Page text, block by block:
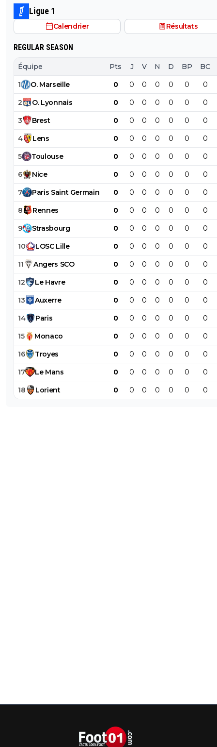
Ligue 1
Calendrier Résultats
REGULAR SEASON
Équipe Pts J V N D BP BC
1 O. Marseille 0 0 0 0 0 0 0
2 O. Lyonnais 0 0 0 0 0 0 0
3 Brest 0 0 0 0 0 0 0
4 Lens 0 0 0 0 0 0 0
5 Toulouse 0 0 0 0 0 0 0
6 Nice 0 0 0 0 0 0 0
7 Paris Saint Germain 0 0 0 0 0 0 0
8 Rennes 0 0 0 0 0 0 0
9 Strasbourg 0 0 0 0 0 0 0
10 LOSC Lille 0 0 0 0 0 0 0
11 Angers SCO 0 0 0 0 0 0 0
12 Le Havre 0 0 0 0 0 0 0
13 Auxerre 0 0 0 0 0 0 0
14 Paris 0 0 0 0 0 0 0
15 Monaco 0 0 0 0 0 0 0
16 Troyes 0 0 0 0 0 0 0
17 Le Mans 0 0 0 0 0 0 0
18 Lorient 0 0 0 0 0 0 0